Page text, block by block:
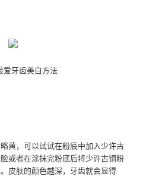
爱牙齿美白方法
黄，可以试试在粉底中加入少许古
或者在涂抹完粉底后将少许古铜粉
皮肤的颜色越深，牙齿就会显得